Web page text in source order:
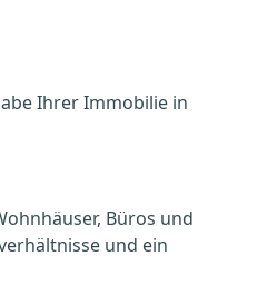
Ihrer Immobilie in
Büros und
und ein